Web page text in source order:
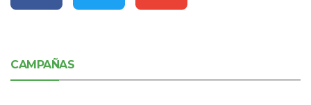
CAMPAÑAS